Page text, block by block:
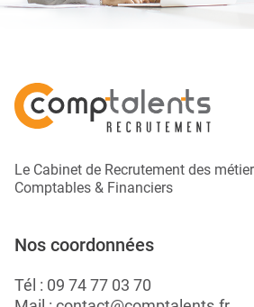
Le Cabinet de Recrutement des
Comptables & Financiers
Nos coordonnées
Tél : 09 74 77 03 70